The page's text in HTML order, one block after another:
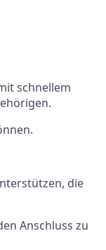
schnellem
die
Anschluss zu